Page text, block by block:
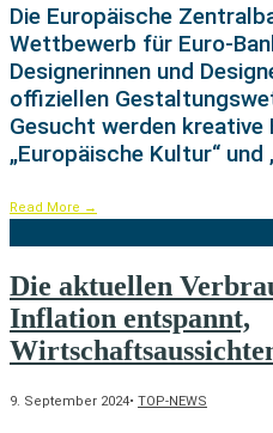
Die Europäische
Wettbewerb für Euro-
Designerinnen und
offiziellen
Gesucht werden
„Europäische Kultur“ und
Read More →
Die aktuellen
Inflation entspannt,
9. September 2024• TOP-NEWS